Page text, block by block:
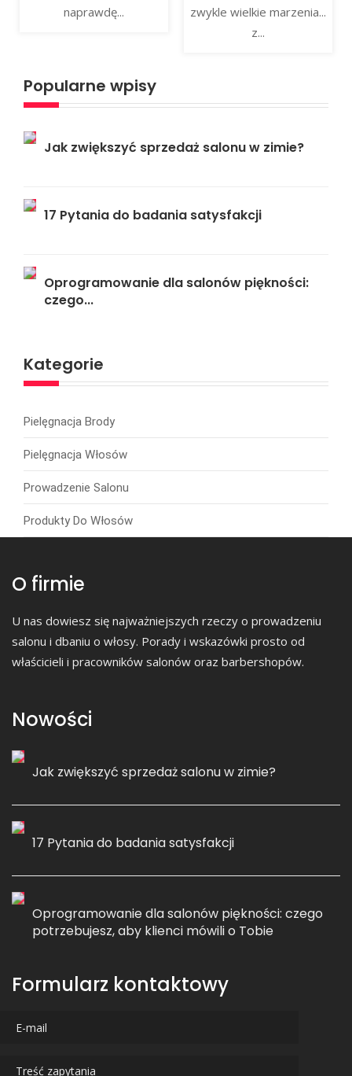
naprawdę...
zwykle wielkie marzenia...
z...
Popularne wpisy
Jak zwiększyć sprzedaż salonu w zimie?
17 Pytania do badania satysfakcji
Oprogramowanie dla salonów piękności:
czego...
Kategorie
Pielęgnacja Brody
Pielęgnacja Włosów
Prowadzenie Salonu
Produkty Do Włosów
O firmie
U nas dowiesz się najważniejszych rzeczy o prowadzeniu
salonu i dbaniu o włosy. Porady i wskazówki prosto od
właścicieli i pracowników salonów oraz barbershopów.
Nowości
Jak zwiększyć sprzedaż salonu w zimie?
17 Pytania do badania satysfakcji
Oprogramowanie dla salonów piękności: czego
potrzebujesz, aby klienci mówili o Tobie
Formularz kontaktowy